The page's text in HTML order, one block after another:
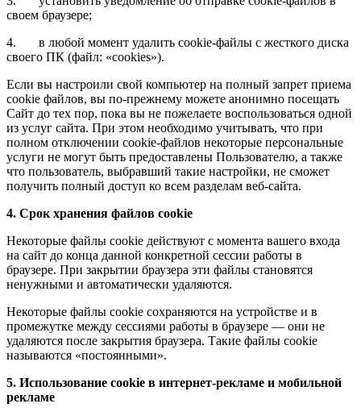
своем браузере;
4. в любой момент удалить cookie-файлы с жесткого диска
своего ПК (файл: «cookies»).
Если вы настроили свой компьютер на полный запрет приема
cookie файлов, вы по-прежнему можете анонимно посещать
Сайт до тех пор, пока вы не пожелаете воспользоваться одной
из услуг сайта. При этом необходимо учитывать, что при
полном отключении cookie-файлов некоторые персональные
услуги не могут быть предоставлены Пользователю, а также
что пользователь, выбравший такие настройки, не сможет
получить полный доступ ко всем разделам веб-сайта.
4. Срок хранения файлов cookie
Некоторые файлы cookie действуют с момента вашего входа
на сайт до конца данной конкретной сессии работы в
браузере. При закрытии браузера эти файлы становятся
ненужными и автоматически удаляются.
Некоторые файлы cookie сохраняются на устройстве и в
промежутке между сессиями работы в браузере — они не
удаляются после закрытия браузера. Такие файлы cookie
называются «постоянными».
5. Использование cookie в интернет-рекламе и мобильной
рекламе